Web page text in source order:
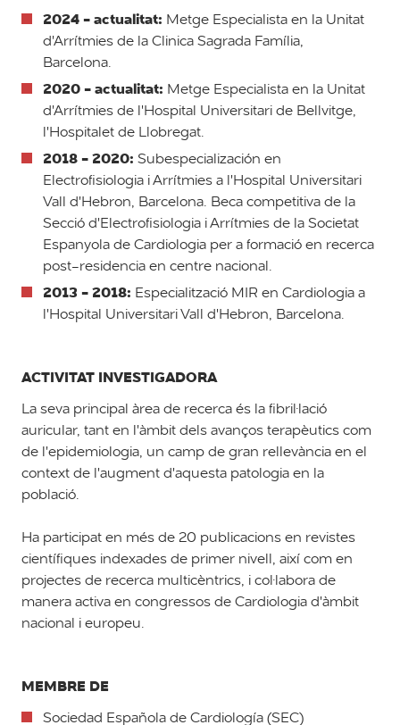
2024 - actualitat: Metge Especialista en la Unitat
d'Arrítmies de la Clinica Sagrada Família,
Barcelona.
2020 - actualitat: Metge Especialista en la Unitat
d'Arrítmies de l'Hospital Universitari de Bellvitge,
l'Hospitalet de Llobregat.
2018 - 2020: Subespecialización en
Electrofisiologia i Arrítmies a l'Hospital Universitari
Vall d'Hebron, Barcelona. Beca competitiva de la
Secció d'Electrofisiologia i Arrítmies de la Societat
Espanyola de Cardiologia per a formació en recerca
post-residencia en centre nacional.
2013 - 2018: Especialització MIR en Cardiologia a
l'Hospital Universitari Vall d'Hebron, Barcelona.
ACTIVITAT INVESTIGADORA
La seva principal àrea de recerca és la fibril·lació
auricular, tant en l'àmbit dels avanços terapèutics com
de l'epidemiologia, un camp de gran rellevància en el
context de l'augment d'aquesta patologia en la
població.
Ha participat en més de 20 publicacions en revistes
científiques indexades de primer nivell, així com en
projectes de recerca multicèntrics, i col·labora de
manera activa en congressos de Cardiologia d'àmbit
nacional i europeu.
MEMBRE DE
Sociedad Española de Cardiología (SEC)